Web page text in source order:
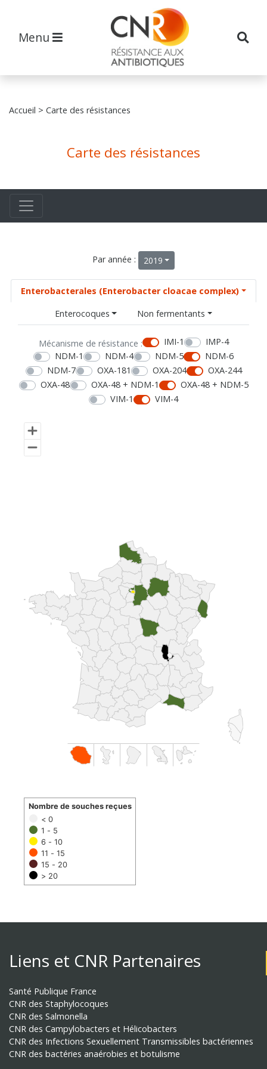
Menu
Accueil > Carte des résistances
Carte des résistances
Par année : 2019
Enterobacterales (Enterobacter cloacae complex)
Enterocoques
Non fermentants
Mécanisme de résistance : IMI-1
IMP-4
NDM-1
NDM-4 NDM-5
NDM-6
NDM-7
OXA-181 OXA-204
OXA-244
OXA-48
OXA-48 + NDM-1
OXA-48 + NDM-5
VIM-1
VIM-4
< 0
1 - 5
6 - 10
11 - 15
15 - 20
> 20
Nombre de souches reçues
Liens et CNR Partenaires
Santé Publique France
CNR des Staphylocoques
CNR des Salmonella
CNR des Campylobacters et Hélicobacters
CNR des Infections Sexuellement Transmissibles bactériennes
CNR des bactéries anaérobies et botulisme